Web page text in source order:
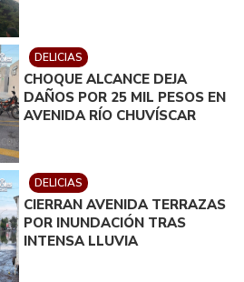
DELICIAS
CHOQUE ALCANCE DEJA
DAÑOS POR 25 MIL PESOS EN
AVENIDA RÍO CHUVÍSCAR
DELICIAS
CIERRAN AVENIDA TERRAZAS
POR INUNDACIÓN TRAS
INTENSA LLUVIA